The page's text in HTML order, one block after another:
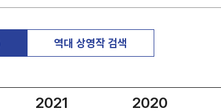
역대 상영작 검색
2021 2020